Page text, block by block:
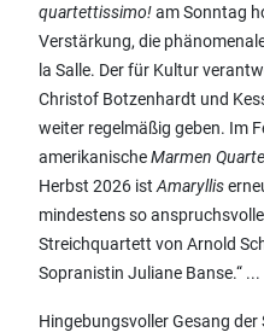
quartettissimo!am Sonntag
Verstärkung, die
la Salle. Der für Kultur
Christof Botzenhardt und
weiter regelmäßig geben. Im
amerikanischeMarmen
Herbst 2026 ist Amaryllis
mindestens so
Streichquartett von Arnold
Sopranistin Juliane Banse.“ ...
Hingebungsvoller Gesang